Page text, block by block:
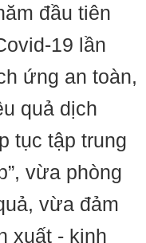
đầu tiên
19 lần
ứng an toàn,
quả dịch
tục tập trung
vừa phòng
vừa đảm
xuất - kinh